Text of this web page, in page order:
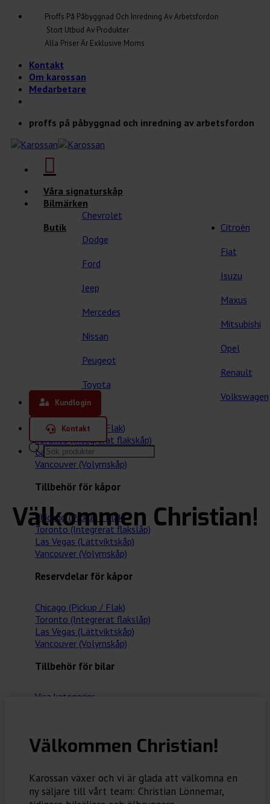
Skip
Proffs På Påbyggnad Och Inredning Av Arbetsfordon
Stort Utbud Av Produkter
Alla Priser Är Exklusive Moms
Kontakt
Om karossan
Medarbetare
proffs på påbyggnad och inredning av arbetsfordon
Våra signaturskåp
Bilmärken
Chevrolet
Citroèn
Dodge
Fiat
Ford
Isuzu
Jeep
Maxus
Mercedes
Mitsubishi
Nissan
Opel
Peugeot
Renault
Toyota
Volkswagen
Butik
Våra kåpor
Chicago (Pickup / Flak)
Toronto (Integrerat flakskåp)
Las Vegas (Lättviktskåp)
Vancouver (Volymskåp)
Tillbehör för kåpor
Chicago (Pickup / Flak)
Toronto (Integrerat flakslåp)
Las Vegas (Lättviktskåp)
Vancouver (Volymskåp)
Reservdelar för kåpor
Chicago (Pickup / Flak)
Toronto (Integrerat flakslåp)
Las Vegas (Lättviktskåp)
Vancouver (Volymskåp)
Tillbehör för bilar
Visa kategorier
Referenser
Varukorg
Kundlogin
Kontakt
Products
search
Välkommen Christian!
Välkommen Christian!
Karossan växer och vi är glada att välkomna en
ny säljare till vårt team: Christian Lönnemar,